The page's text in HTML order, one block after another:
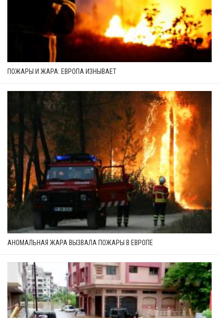
ПОЖАРЫ И ЖАРА: ЕВРОПА ИЗНЫВАЕТ
АНОМАЛЬНАЯ ЖАРА ВЫЗВАЛА ПОЖАРЫ В ЕВРОПЕ